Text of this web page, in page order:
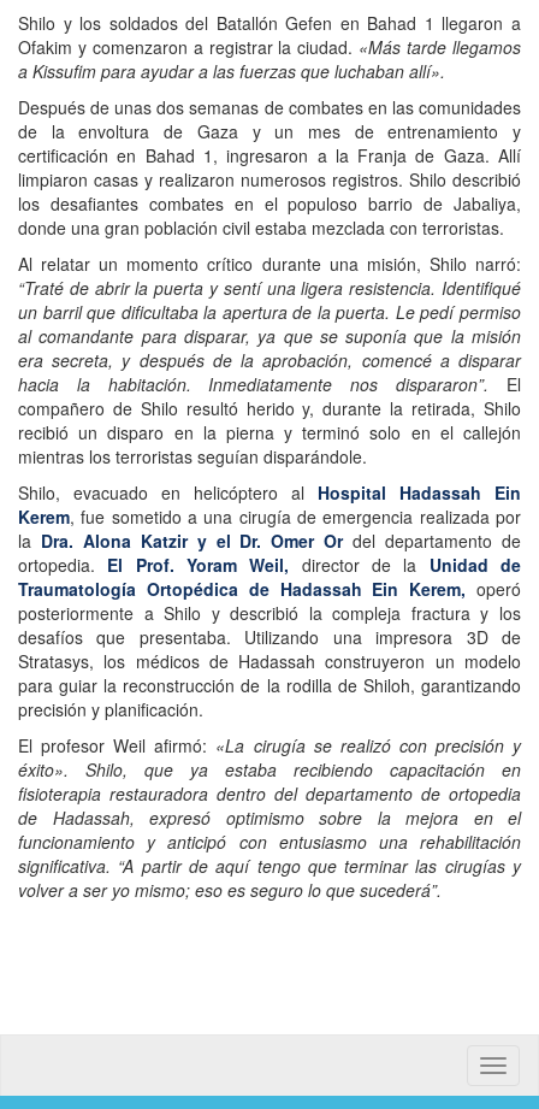
Shilo y los soldados del Batallón Gefen en Bahad 1 llegaron a
Ofakim y comenzaron a registrar la ciudad. «Más tarde llegamos
a Kissufim para ayudar a las fuerzas que luchaban allí».
Después de unas dos semanas de combates en las comunidades
de la envoltura de Gaza y un mes de entrenamiento y
certificación en Bahad 1, ingresaron a la Franja de Gaza. Allí
limpiaron casas y realizaron numerosos registros. Shilo describió
los desafiantes combates en el populoso barrio de Jabaliya,
donde una gran población civil estaba mezclada con terroristas.
Al relatar un momento crítico durante una misión, Shilo narró:
“Traté de abrir la puerta y sentí una ligera resistencia. Identifiqué
un barril que dificultaba la apertura de la puerta. Le pedí permiso
al comandante para disparar, ya que se suponía que la misión
era secreta, y después de la aprobación, comencé a disparar
hacia la habitación. Inmediatamente nos dispararon”.
El
compañero de Shilo resultó herido y, durante la retirada, Shilo
recibió un disparo en la pierna y terminó solo en el callejón
mientras los terroristas seguían disparándole.
Shilo, evacuado en helicóptero al Hospital Hadassah Ein
Kerem, fue sometido a una cirugía de emergencia realizada por
la Dra. Alona Katzir y el Dr. Omer Ordel departamento de
ortopedia. El Prof. Yoram Weil, director de la Unidad de
Traumatología Ortopédica de Hadassah Ein Kerem, operó
posteriormente a Shilo y describió la compleja fractura y los
desafíos que presentaba. Utilizando una impresora 3D de
Stratasys, los médicos de Hadassah construyeron un modelo
para guiar la reconstrucción de la rodilla de Shiloh, garantizando
precisión y planificación.
El profesor Weil afirmó: «La cirugía se realizó con precisión y
éxito». Shilo, que ya estaba recibiendo capacitación en
fisioterapia restauradora dentro del departamento de ortopedia
de Hadassah, expresó optimismo sobre la mejora en el
funcionamiento y anticipó con entusiasmo una rehabilitación
significativa. “A partir de aquí tengo que terminar las cirugías y
volver a ser yo mismo; eso es seguro lo que sucederá”.
Toggle